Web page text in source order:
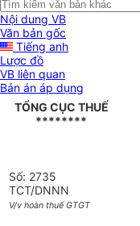
Nội dung VB
Văn bản gốc
Tiếng anh
Lược đồ
VB liên quan
Bản án áp dụng
TỔNG CỤC THUẾ
********
Số: 2735
TCT/DNNN
V/v hoàn thuế GTGT